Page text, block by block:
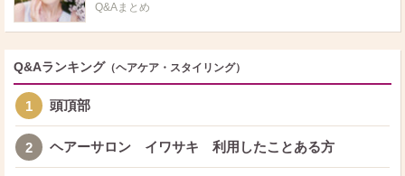
Q&Aまとめ
Q&Aランキング （ヘアケア・スタイリング）
1 頭頂部
2 ヘアーサロン イワサキ 利用したことある方